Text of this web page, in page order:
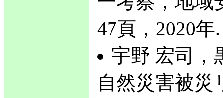
47頁，2020年.
宇野 宏司，
自然災害被